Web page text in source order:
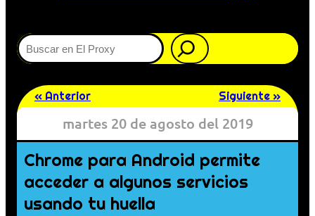
Buscar
« Anterior Siguiente »
martes 20 de agosto del 2019
Chrome para Android permite
acceder a algunos servicios
usando tu huella